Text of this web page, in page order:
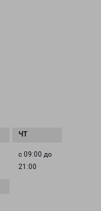
с 09:00 до
21:00